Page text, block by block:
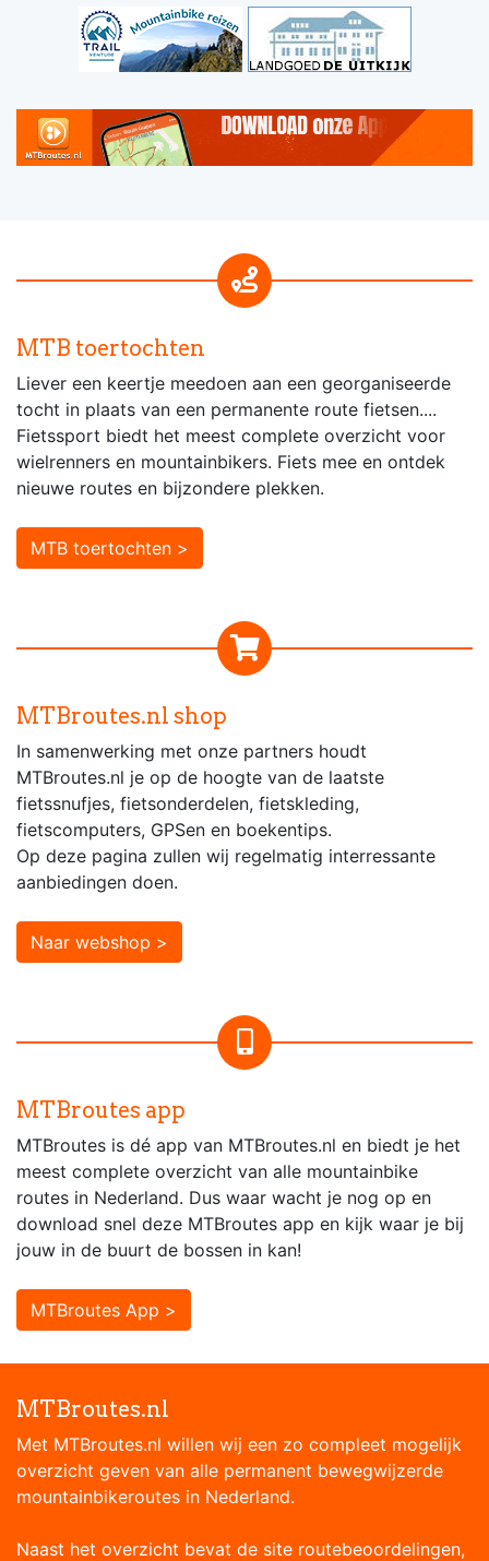
MTB toertochten
Liever een keertje meedoen aan een georganiseerde
tocht in plaats van een permanente route fietsen....
Fietssport biedt het meest complete overzicht voor
wielrenners en mountainbikers. Fiets mee en ontdek
nieuwe routes en bijzondere plekken.
MTB toertochten >
MTBroutes.nl shop
In samenwerking met onze partners houdt
MTBroutes.nl je op de hoogte van de laatste
fietssnufjes, fietsonderdelen, fietskleding,
fietscomputers, GPSen en boekentips.
Op deze pagina zullen wij regelmatig interressante
aanbiedingen doen.
Naar webshop >
MTBroutes app
MTBroutes is dé app van MTBroutes.nl en biedt je het
meest complete overzicht van alle mountainbike
routes in Nederland. Dus waar wacht je nog op en
download snel deze MTBroutes app en kijk waar je bij
jouw in de buurt de bossen in kan!
MTBroutes App >
MTBroutes.nl
Met MTBroutes.nl willen wij een zo compleet mogelijk
overzicht geven van alle permanent bewegwijzerde
mountainbikeroutes in Nederland.
Naast het overzicht bevat de site routebeoordelingen,